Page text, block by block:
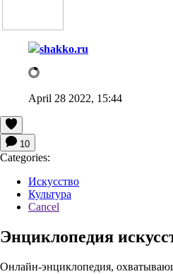
shakko.ru
April 28 2022, 15:44
10
Categories:
Искусство
Культура
Cancel
Энциклопедия
Онлайн-энциклопедия,